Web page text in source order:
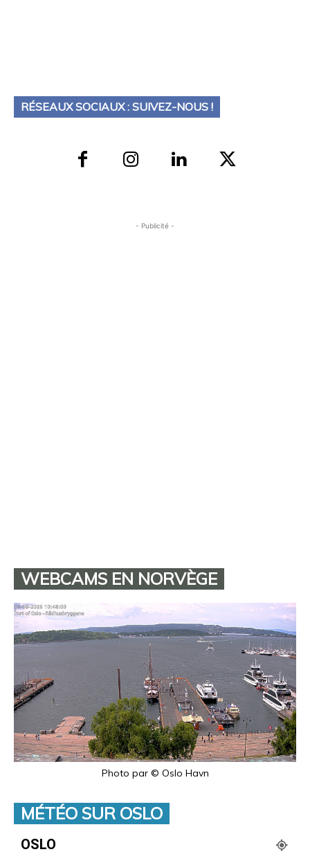
RÉSEAUX SOCIAUX : SUIVEZ-NOUS !
- Publicité -
WEBCAMS EN NORVÈGE
Photo par © Oslo Havn
MÉTÉO SUR OSLO
OSLO